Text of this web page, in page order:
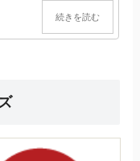
続きを読む